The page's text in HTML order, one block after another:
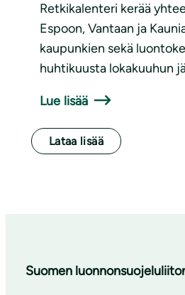
Retkikalenteri kerää
Espoon, Vantaan ja
kaupunkien sekä
huhtikuusta lokakuuhun
Lue lisää
Lataa lisää
Suomen